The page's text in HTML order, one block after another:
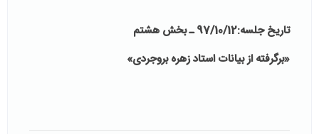
تاریخ جلسه:97/10/12 ـ بخش هشتم
«برگرفته از بیانات استاد زهره بروجردی»